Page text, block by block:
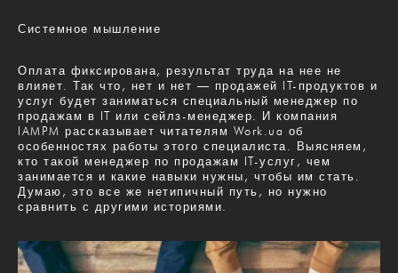
Системное мышление
Оплата фиксирована, результат труда на нее не
влияет. Так что, нет и нет — продажей IT-продуктов и
услуг будет заниматься специальный менеджер по
продажам в IT или сейлз-менеджер. И компания
IAMPM рассказывает читателям Work.ua об
особенностях работы этого специалиста. Выясняем,
кто такой менеджер по продажам IT-услуг, чем
занимается и какие навыки нужны, чтобы им стать.
Думаю, это все же нетипичный путь, но нужно
сравнить с другими историями.